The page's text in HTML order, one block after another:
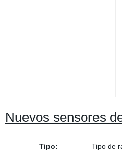
Nuevos sensores
Tipo:
Tipo de